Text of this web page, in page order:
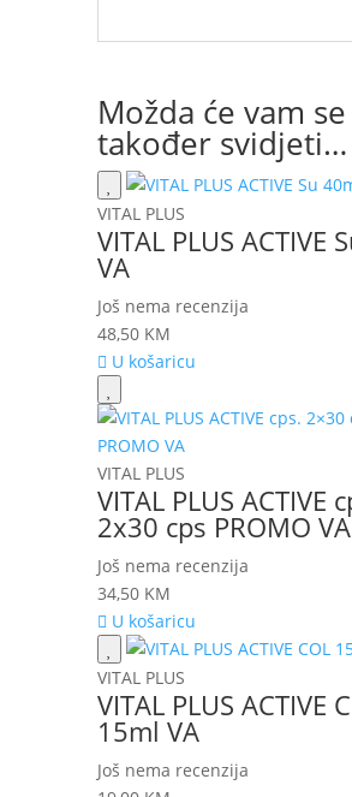
Možda će vam se
također svidjeti…
VITAL PLUS
VITAL PLUS ACTIVE
VA
Još nema recenzija
48,50 KM
U košaricu
VITAL PLUS
VITAL PLUS ACTIVE
2x30 cps PROMO VA
Još nema recenzija
34,50 KM
U košaricu
VITAL PLUS
VITAL PLUS ACTIVE
15ml VA
Još nema recenzija